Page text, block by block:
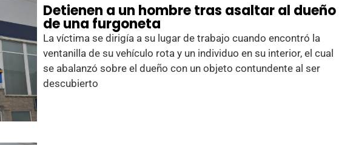
Detienen a un hombre tras asaltar al dueño
de una furgoneta
La víctima se dirigía a su lugar de trabajo cuando encontró la
ventanilla de su vehículo rota y un individuo en su interior, el cual
se abalanzó sobre el dueño con un objeto contundente al ser
descubierto